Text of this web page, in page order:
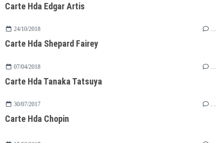
Carte Hda Edgar Artis
24/10/2018 …
Carte Hda Shepard Fairey
07/04/2018
Carte Hda Tanaka Tatsuya
30/07/2017 …
Carte Hda Chopin